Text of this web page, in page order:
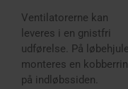
Ventilatorerne kan
leveres i en gnistfri
udførelse. På
monteres en
på indløbssiden.